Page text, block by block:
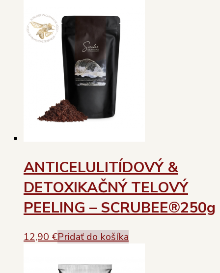
ANTICELULITÍDOVÝ &
DETOXIKAČNÝ TELOVÝ
PEELING – SCRUBEE®250g
12,90 €Pridať do košíka